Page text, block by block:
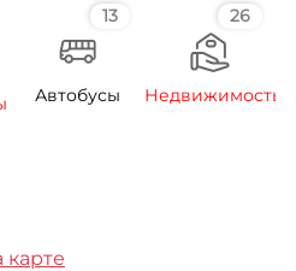
13
Автобусы
26
Недвижимость
карте